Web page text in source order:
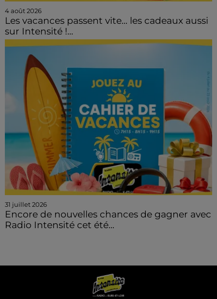
4 août 2026
Les vacances passent vite... les cadeaux aussi
sur Intensité !...
31 juillet 2026
Encore de nouvelles chances de gagner avec
Radio Intensité cet été...